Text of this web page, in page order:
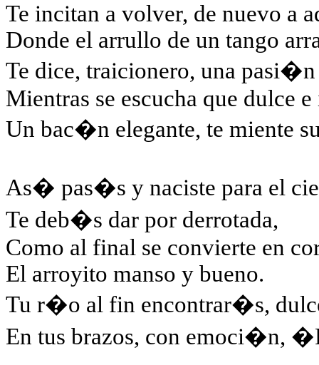
Te incitan a volver, de nuevo a
Donde el arrullo de un tango
Te dice, traicionero, una
Mientras se escucha que dulce
Un bac�n elegante, te miente
As� pas�s y naciste para el
Te deb�s dar por derrotada,
Como al final se convierte en
El arroyito manso y bueno.
Tu r�o al fin encontrar�s,
En tus brazos, con emoci�n,